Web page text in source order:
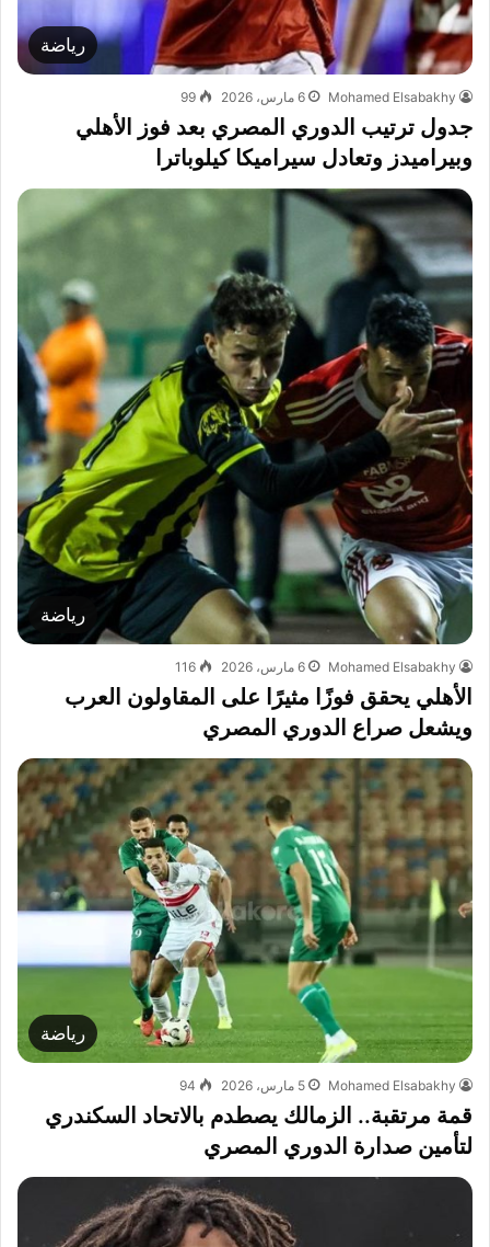
رياضة
Mohamed Elsabakhy 6 مارس، 2026 99
جدول ترتيب الدوري المصري بعد فوز الأهلي
وبيراميدز وتعادل سيراميكا كيلوباترا
رياضة
Mohamed Elsabakhy 6 مارس، 2026 116
الأهلي يحقق فوزًا مثيرًا على المقاولون العرب
ويشعل صراع الدوري المصري
رياضة
Mohamed Elsabakhy 5 مارس، 2026 94
قمة مرتقبة.. الزمالك يصطدم بالاتحاد السكندري
لتأمين صدارة الدوري المصري